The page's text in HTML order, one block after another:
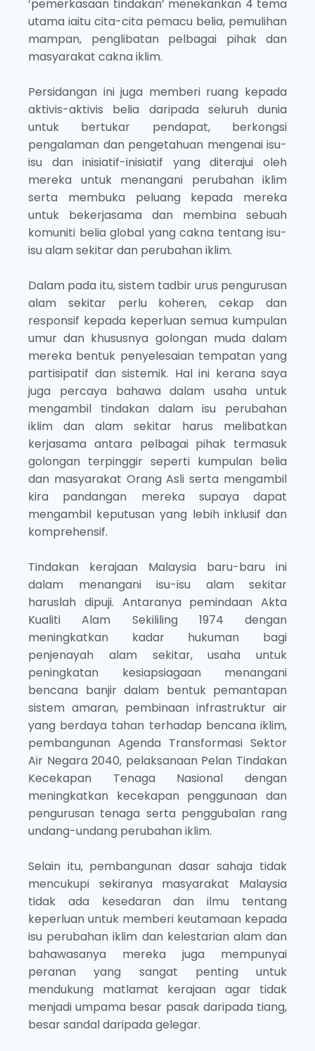
‘pemerkasaan tindakan’ menekankan 4 tema
utama iaitu cita-cita pemacu belia, pemulihan
mampan, penglibatan pelbagai pihak dan
masyarakat cakna iklim.
Persidangan ini juga memberi ruang kepada
aktivis-aktivis belia daripada seluruh dunia
untuk bertukar pendapat, berkongsi
pengalaman dan pengetahuan mengenai isu-
isu dan inisiatif-inisiatif yang diterajui oleh
mereka untuk menangani perubahan iklim
serta membuka peluang kepada mereka
untuk bekerjasama dan membina sebuah
komuniti belia global yang cakna tentang isu-
isu alam sekitar dan perubahan iklim.
Dalam pada itu, sistem tadbir urus pengurusan
alam sekitar perlu koheren, cekap dan
responsif kepada keperluan semua kumpulan
umur dan khususnya golongan muda dalam
mereka bentuk penyelesaian tempatan yang
partisipatif dan sistemik. Hal ini kerana saya
juga percaya bahawa dalam usaha untuk
mengambil tindakan dalam isu perubahan
iklim dan alam sekitar harus melibatkan
kerjasama antara pelbagai pihak termasuk
golongan terpinggir seperti kumpulan belia
dan masyarakat Orang Asli serta mengambil
kira pandangan mereka supaya dapat
mengambil keputusan yang lebih inklusif dan
komprehensif.
Tindakan kerajaan Malaysia baru-baru ini
dalam menangani isu-isu alam sekitar
haruslah dipuji. Antaranya pemindaan Akta
Kualiti Alam Sekililing 1974 dengan
meningkatkan kadar hukuman bagi
penjenayah alam sekitar, usaha untuk
peningkatan kesiapsiagaan menangani
bencana banjir dalam bentuk pemantapan
sistem amaran, pembinaan infrastruktur air
yang berdaya tahan terhadap bencana iklim,
pembangunan Agenda Transformasi Sektor
Air Negara 2040, pelaksanaan Pelan Tindakan
Kecekapan Tenaga Nasional dengan
meningkatkan kecekapan penggunaan dan
pengurusan tenaga serta penggubalan rang
undang-undang perubahan iklim.
Selain itu, pembangunan dasar sahaja tidak
mencukupi sekiranya masyarakat Malaysia
tidak ada kesedaran dan ilmu tentang
keperluan untuk memberi keutamaan kepada
isu perubahan iklim dan kelestarian alam dan
bahawasanya mereka juga mempunyai
peranan yang sangat penting untuk
mendukung matlamat kerajaan agar tidak
menjadi umpama besar pasak daripada tiang,
besar sandal daripada gelegar.